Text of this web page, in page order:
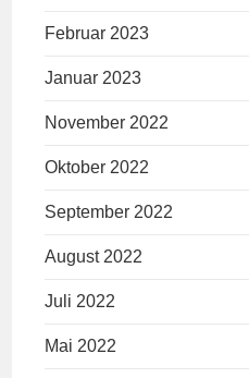
Februar 2023
Januar 2023
November 2022
Oktober 2022
September 2022
August 2022
Juli 2022
Mai 2022